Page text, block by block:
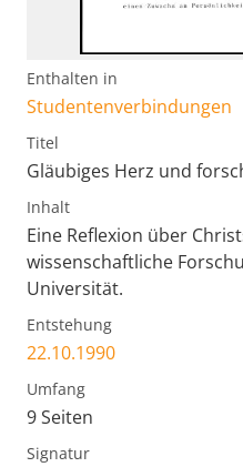
Enthalten in
Studentenverbindungen
Titel
Gläubiges Herz und
Inhalt
Eine Reflexion über
wissenschaftliche
Universität.
Entstehung
22.10.1990
Umfang
9 Seiten
Signatur